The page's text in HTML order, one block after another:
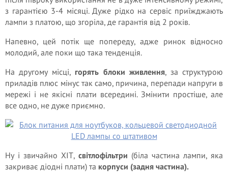
з гарантією 3-4 місяці. Дуже рідко на сервіс приїжджають
лампи з платою, що згоріла, де гарантія від 2 років.
Напевно, цей потік ще попереду, адже ринок відносно
молодий, але поки що така тенденція.
На другому місці, горять блоки живлення, за структурою
приладів плюс мінус так само, причина, перепади напруги в
мережі і не якісні плати всередині. Змінити простіше, але
все одно, не дуже приємно.
Ну і звичайно ХІТ, світлофільтри (біла частина лампи, яка
закриває діодні плати) та корпуси (задня частина).